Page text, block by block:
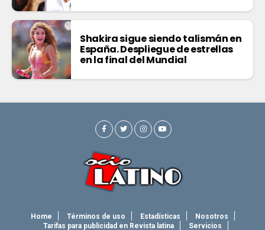
Shakira sigue siendo talismán en
España. Despliegue de estrellas
en la final del Mundial
Home Términos de uso Estadísticas
Nosotros
Tarifas para publicidad en Revista latina
Servicios